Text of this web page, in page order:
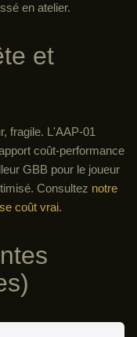
en atelier.
et
fragile. L'AAP-01
coût-performance
GBB pour le joueur
Consultez notre
coût vrai.